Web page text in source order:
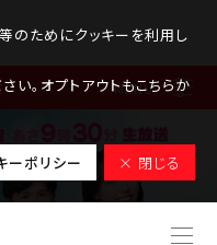
のためにクッキーを利用し
い。オプトアウトもこちらか
ーポリシー × 閉じる
MENU